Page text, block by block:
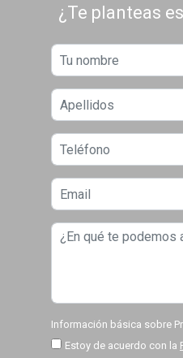
¿Te planteas
Información básica sobre
Estoy de acuerdo con la